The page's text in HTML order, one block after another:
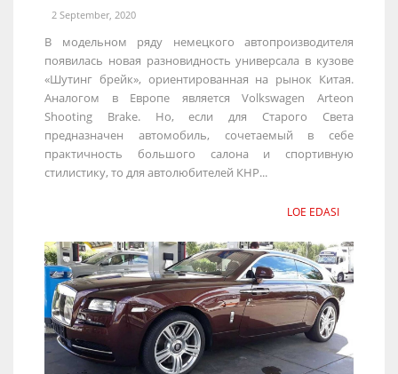
2 September, 2020
В модельном ряду немецкого автопроизводителя
появилась новая разновидность универсала в кузове
«Шутинг брейк», ориентированная на рынок Китая.
Аналогом в Европе является Volkswagen Arteon
Shooting Brake. Но, если для Старого Света
предназначен автомобиль, сочетаемый в себе
практичность большого салона и спортивную
стилистику, то для автолюбителей КНР...
LOE EDASI